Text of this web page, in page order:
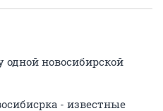
одной новосибирской
- известные